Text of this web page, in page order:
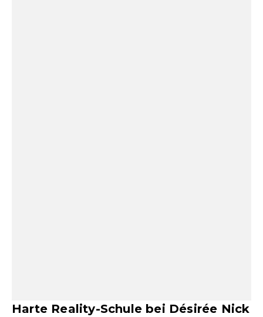
Harte Reality-Schule bei Désirée Nick